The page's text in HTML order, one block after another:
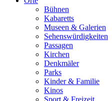
Bühnen
Kabaretts
Museen & Galerien
Sehenswürdigkeiten
Passagen
Kirchen
Denkmäler
Parks
Kinder & Familie
Kinos
Sport & Freizeit